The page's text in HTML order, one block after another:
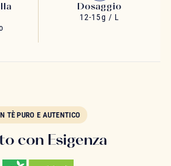
Dosaggio
12-15g / L
TÈ PURO E AUTENTICO
con Esigenza